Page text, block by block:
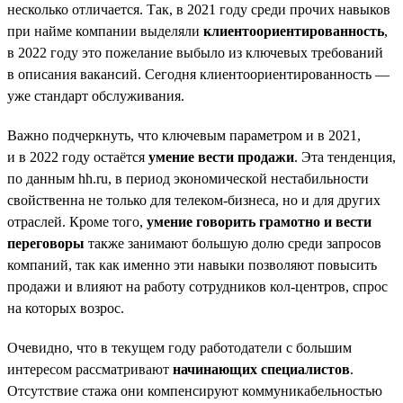
несколько отличается. Так, в 2021 году среди прочих навыков
при найме компании выделяли клиентоориентированность,
в 2022 году это пожелание выбыло из ключевых требований
в описания вакансий. Сегодня клиентоориентированность —
уже стандарт обслуживания.
Важно подчеркнуть, что ключевым параметром и в 2021,
и в 2022 году остаётся умение вести продажи. Эта тенденция,
по данным hh.ru, в период экономической нестабильности
свойственна не только для телеком-бизнеса, но и для других
отраслей. Кроме того, умение говорить грамотно и вести
переговоры также занимают большую долю среди запросов
компаний, так как именно эти навыки позволяют повысить
продажи и влияют на работу сотрудников кол-центров, спрос
на которых возрос.
Очевидно, что в текущем году работодатели с большим
интересом рассматривают начинающих специалистов.
Отсутствие стажа они компенсируют коммуникабельностью